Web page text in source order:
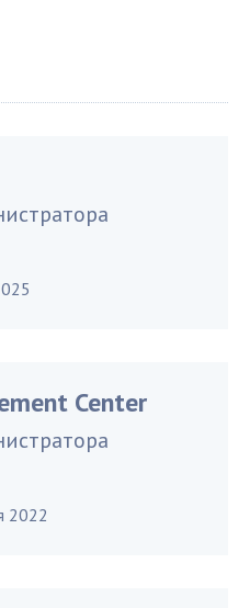
Center
2022